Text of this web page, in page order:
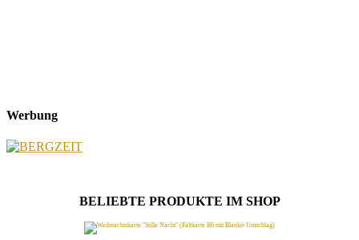
Werbung
BELIEBTE PRODUKTE IM SHOP